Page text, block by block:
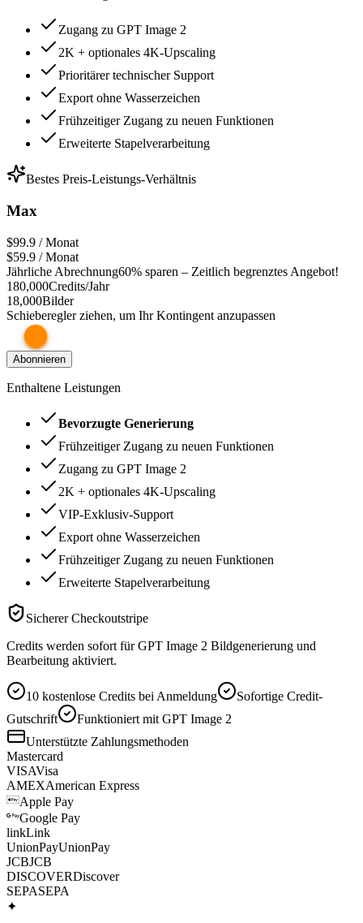
Zugang zu GPT Image 2
2K + optionales 4K-Upscaling
Prioritärer technischer Support
Export ohne Wasserzeichen
Frühzeitiger Zugang zu neuen Funktionen
Erweiterte Stapelverarbeitung
Bestes Preis-Leistungs-Verhältnis
Max
$99.9 / Monat
$59.9 / Monat
Jährliche Abrechnung60% sparen – Zeitlich begrenztes Angebot!
180,000Credits/Jahr
18,000Bilder
Schieberegler ziehen, um Ihr Kontingent anzupassen
Abonnieren
Enthaltene Leistungen
Bevorzugte Generierung
Frühzeitiger Zugang zu neuen Funktionen
Zugang zu GPT Image 2
2K + optionales 4K-Upscaling
VIP-Exklusiv-Support
Export ohne Wasserzeichen
Frühzeitiger Zugang zu neuen Funktionen
Erweiterte Stapelverarbeitung
Sicherer Checkoutstripe
Credits werden sofort für GPT Image 2 Bildgenerierung und
Bearbeitung aktiviert.
10 kostenlose Credits bei Anmeldung
Sofortige Credit-
Gutschrift
Funktioniert mit GPT Image 2
Unterstützte Zahlungsmethoden
Mastercard
VISAVisa
AMEXAmerican Express
Apple Pay
Google Pay
linkLink
UnionPayUnionPay
JCBJCB
DISCOVERDiscover
SEPASEPA
✦